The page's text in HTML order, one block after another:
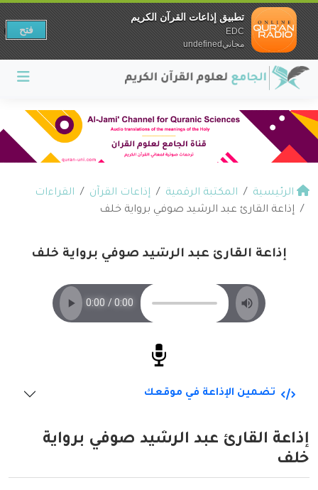
الرئيسية المكتبة الرقمية إذاعات القرآن
القراءات
إذاعة القارئ عبد الرشيد صوفي برواية خلف
إذاعة القارئ عبد الرشيد صوفي برواية خلف
تضمين الإذاعة في موقعك
إذاعة القارئ عبد الرشيد صوفي برواية
خلف
تطبيق إذاعات القرآن الكريم
EDC
مجانيundefined
فتح